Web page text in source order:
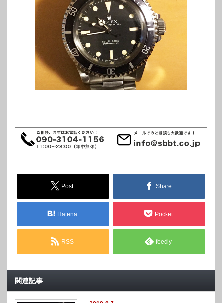
Post Share
Hatena Pocket
RSS feedly
関連記事